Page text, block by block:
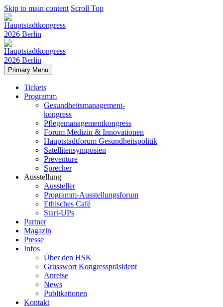
Skip to main content Scroll Top
Primary Menu
Tickets
Programm
Gesundheitsmanagement-
kongress
Pflegemanagementkongress
Forum Medizin & Innovationen
Hauptstadtforum Gesundheitspolitik
Satellitensymposien
Preventure
Sprecher
Ausstellung
Aussteller
Programm-Ausstellungsforum
Ethisches Café
Start-UPs
Partner
Magazin
Presse
Infos
Über den HSK
Grusswort Kongresspräsident
Anreise
News
Publikationen
Kontakt